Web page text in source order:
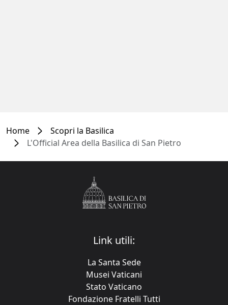
Home
Scopri la Basilica
L'Official Area della Basilica di San Pietro
Link utili:
La Santa Sede
Musei Vaticani
Stato Vaticano
Fondazione Fratelli Tutti